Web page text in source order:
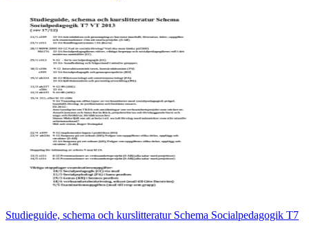
Studieguide, schema och kurslitteratur Schema Socialpedagogik T7